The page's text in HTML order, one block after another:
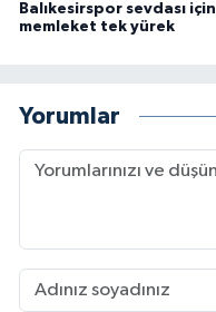
Balıkesirspor sevdası için
memleket tek yürek
Yorumlar